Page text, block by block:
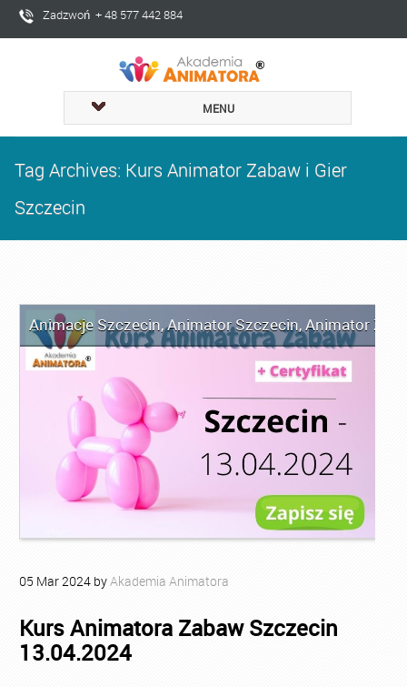
Zadzwoń + 48 577 442 884
MENU
Tag Archives: Kurs Animator Zabaw i Gier
Szczecin
Animacje Szczecin,Animator Szczecin,Animator
05 Mar2024 byAkademia Animatora
Kurs Animatora Zabaw Szczecin
13.04.2024